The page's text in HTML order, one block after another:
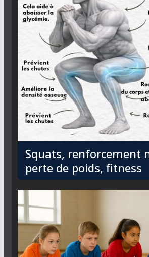
Squats, renforcement
perte de poids, fitness